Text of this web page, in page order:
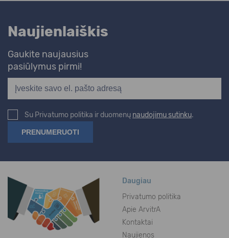
Naujienlaiškis
Gaukite naujausius
pasiūlymus pirmi!
Su Privatumo politika ir duomenų naudojimu sutinku.
Daugiau
Privatumo politika
Apie ArvitrA
Kontaktai
Naujienos